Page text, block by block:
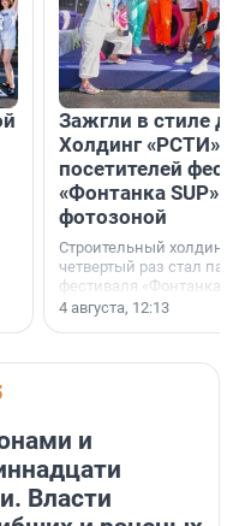
Зажгли в стиле
Холдинг «РСТИ»
посетителей
«Фонтанка SUP»
фотозоной
Строительный холдинг
четвертый раз стал
фестиваля «Фонтанка
раз компания
посетителям
4 августа, 12:13
и
Власти